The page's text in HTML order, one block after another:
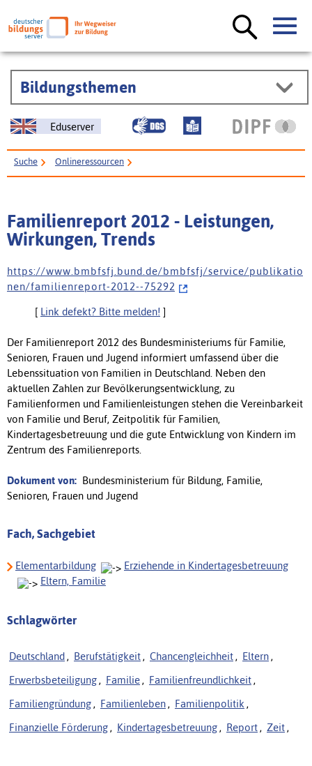
Bildungsthemen
Eduserver
Suche Onlineressourcen
Familienreport 2012 - Leistungen,
Wirkungen, Trends
h t t p s : / / w w w . b m b f s f j . b u n d . d e / b m b f s f j / s e r v i c e / p u b l i k a t i o
n e n / f a m i l i e n r e p o r t - 2 0 1 2 - - 7 5 2 9 2
[ Link defekt? Bitte melden! ]
Der Familienreport 2012 des Bundesministeriums für Familie,
Senioren, Frauen und Jugend informiert umfassend über die
Lebenssituation von Familien in Deutschland. Neben den
aktuellen Zahlen zur Bevölkerungsentwicklung, zu
Familienformen und Familienleistungen stehen die Vereinbarkeit
von Familie und Beruf, Zeitpolitik für Familien,
Kindertagesbetreuung und die gute Entwicklung von Kindern im
Zentrum des Familienreports.
Dokument von: Bundesministerium für Bildung, Familie,
Senioren, Frauen und Jugend
Fach, Sachgebiet
Elementarbildung
Erziehende in Kindertagesbetreuung
Eltern, Familie
Schlagwörter
Deutschland , Berufstätigkeit , Chancengleichheit , Eltern ,
Erwerbsbeteiligung , Familie , Familienfreundlichkeit ,
Familiengründung , Familienleben , Familienpolitik ,
Finanzielle Förderung , Kindertagesbetreuung , Report , Zeit ,